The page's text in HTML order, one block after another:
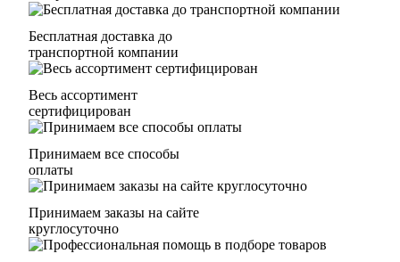
Бесплатная доставка до
транспортной компании
Весь ассортимент
сертифицирован
Принимаем все способы
оплаты
Принимаем заказы на сайте
круглосуточно